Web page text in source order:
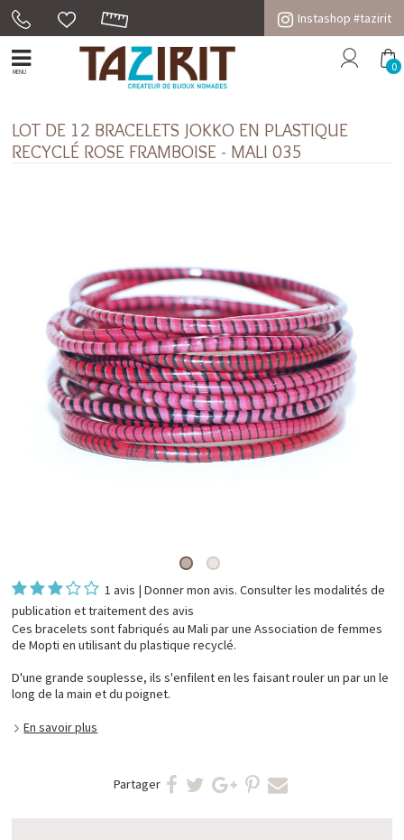
Instashop #tazirit
MENU 0
LOT DE 12 BRACELETS JOKKO EN PLASTIQUE
RECYCLÉ ROSE FRAMBOISE - MALI 035
1 avis |Donner mon avis. Consulter lesmodalités de
publication et traitement des avis
Ces bracelets sont fabriqués au Mali par une Association de femmes
de Mopti en utilisant du plastique recyclé.
D'une grande souplesse, ils s'enfilent en les faisant rouler un par un le
long de la main et du poignet.
En savoir plus
Partager